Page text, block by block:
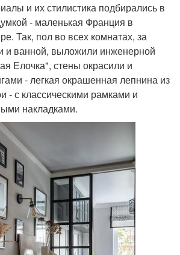
и их стилистика подбирались в
- маленькая Франция в
Так, пол во всех комнатах, за
и ванной, выложили инженерной
Елочка", стены окрасили и
- легкая окрашенная лепнина из
- с классическими рамками и
накладками.